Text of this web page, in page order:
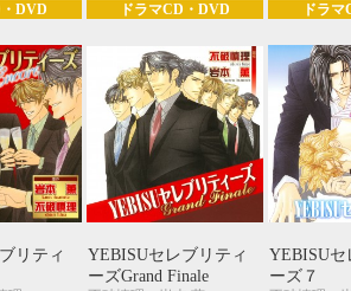
・DVD
リティ
ドラマCD・DVD
YEBISUセレブリティ
ーズGrand Finale
ドラ
YEBISUセ
ーズ７
10月
WED THU FRI SAT
1 2
3
7 8
10
14 15 16
17
21 23
24